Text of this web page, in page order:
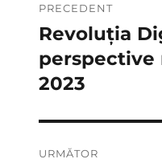
în
articole
PRECEDENT
Articolul
anterior:
Revoluția
perspective
2023
URMĂTOR